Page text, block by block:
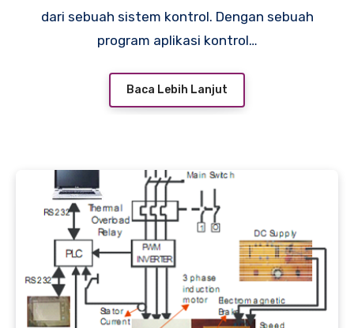
dari sebuah sistem kontrol. Dengan sebuah
program aplikasi kontrol…
Baca Lebih Lanjut